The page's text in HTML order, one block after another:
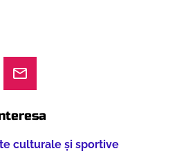
culturale şi sportive